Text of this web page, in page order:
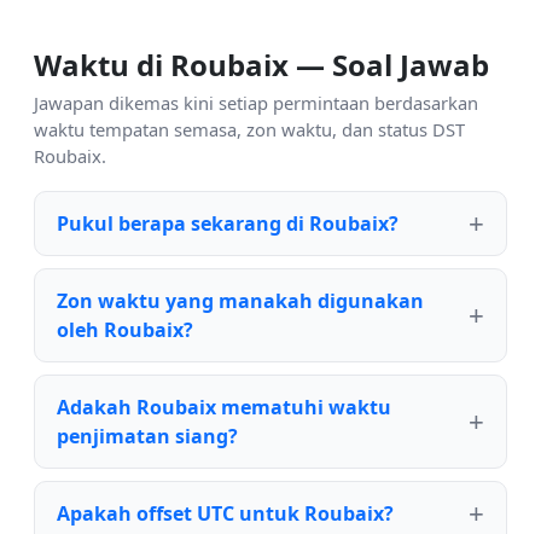
Waktu di Roubaix — Soal Jawab
Jawapan dikemas kini setiap permintaan berdasarkan
waktu tempatan semasa, zon waktu, dan status DST
Roubaix.
Pukul berapa sekarang di Roubaix?
Zon waktu yang manakah digunakan
oleh Roubaix?
Adakah Roubaix mematuhi waktu
penjimatan siang?
Apakah offset UTC untuk Roubaix?